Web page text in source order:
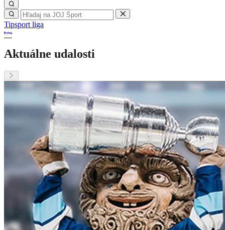
Tipsport liga
Aktuálne udalosti